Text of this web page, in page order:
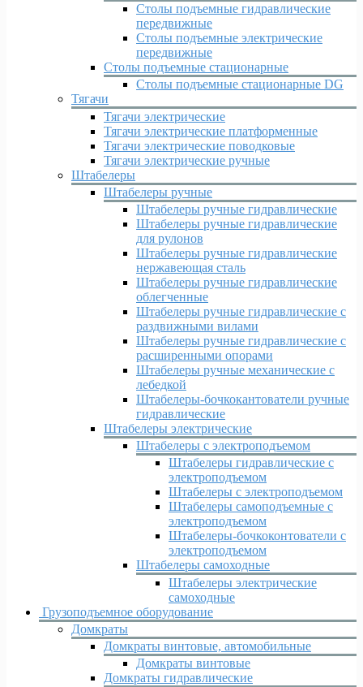
Столы подъемные гидравлические
передвижные
Столы подъемные электрические
передвижные
Столы подъемные стационарные
Столы подъемные стационарные DG
Тягачи
Тягачи электрические
Тягачи электрические платформенные
Тягачи электрические поводковые
Тягачи электрические ручные
Штабелеры
Штабелеры ручные
Штабелеры ручные гидравлические
Штабелеры ручные гидравлические
для рулонов
Штабелеры ручные гидравлические
нержавеющая сталь
Штабелеры ручные гидравлические
облегченные
Штабелеры ручные гидравлические с
раздвижными вилами
Штабелеры ручные гидравлические с
расширенными опорами
Штабелеры ручные механические с
лебедкой
Штабелеры-бочкокантователи ручные
гидравлические
Штабелеры электрические
Штабелеры с электроподъемом
Штабелеры гидравлические c
электроподъемом
Штабелеры с электроподъемом
Штабелеры самоподъемные с
электроподъемом
Штабелеры-бочкоконтователи с
электроподъемом
Штабелеры самоходные
Штабелеры электрические
самоходные
Грузоподъемное оборудование
Домкраты
Домкраты винтовые, автомобильные
Домкраты винтовые
Домкраты гидравлические